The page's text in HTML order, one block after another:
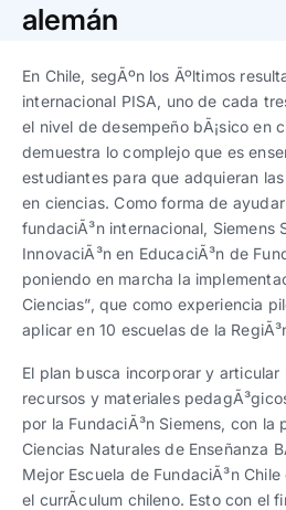
Trabaja con nosotros
Ver todo
Español
Ver todas
Español
Ver todas
Español
progresivos de gestión
Ver todos
Español
Español|
Español|
alemán
En Chile, segÃºn los Ãºltimos
internacional PISA, uno de cada
el nivel de desempeño bÃ¡sico en
demuestra lo complejo que es
estudiantes para que adquieran
en ciencias. Como forma de
fundaciÃ³n internacional, Siemens
InnovaciÃ³n en EducaciÃ³n de
poniendo en marcha la
Ciencias”, que como experiencia
aplicar en 10 escuelas de la
El plan busca incorporar y articular
recursos y materiales
por la FundaciÃ³n Siemens, con la
Ciencias Naturales de Enseñanza
Mejor Escuela de FundaciÃ³n
el currÃ­culum chileno. Esto con el